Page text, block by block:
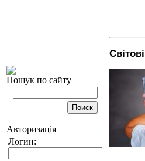
Пошук по сайту
Авторизація
Логин: